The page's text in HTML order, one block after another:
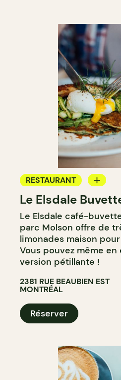
RESTAURANT
CAFÉ
Le Elsdale
Le Elsdale café-
parc Molson offre de
limonades maison
Vous pouvez même
version pétillante !
2381 RUE BEAUBIEN EST
MONTRÉAL
Réserver